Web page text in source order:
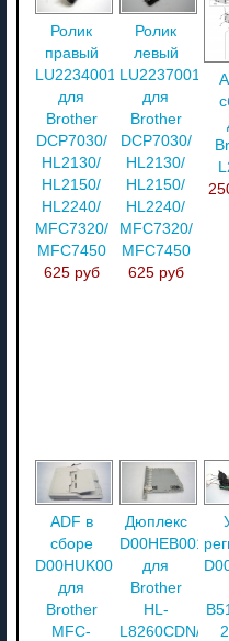
Ролик
правый
LU2234001
для
Brother
DCP7030/
HL2130/
HL2150/
HL2240/
MFC7320/
MFC7450
625 руб
Ролик
левый
LU2237001
для
Brother
DCP7030/
HL2130/
HL2150/
HL2240/
MFC7320/
MFC7450
625 руб
ADF в
сборе
D00HUK001
для
Brother
MFC-
Дюплекс
D00HEB001
для
Brother
HL-
L8260CDN/